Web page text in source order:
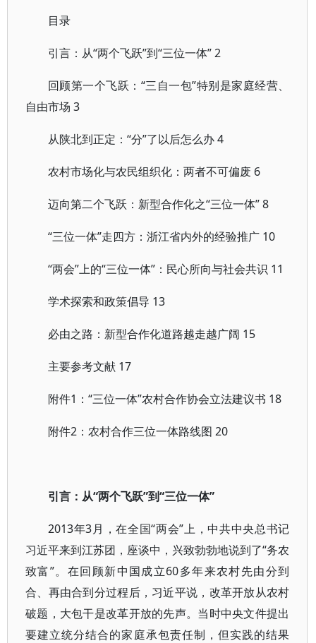
目录
引言：从“两个飞跃”到“三位一体” 2
回顾第一个飞跃：“三自一包”特别是家庭经营、
自由市场 3
从陕北到正定：“分”了以后怎么办 4
农村市场化与农民组织化：两者不可偏废 6
迈向第二个飞跃：新型合作化之“三位一体” 8
“三位一体”走四方：浙江省内外的经验推广 10
“两会”上的“三位一体”：民心所向与社会共识 11
学术探索和政策倡导 13
必由之路：新型合作化道路越走越广阔 15
主要参考文献 17
附件1：“三位一体”农村合作协会立法建议书 18
附件2：农村合作三位一体路线图 20
引言：从“两个飞跃”到“三位一体”
2013年3月，在全国“两会”上，中共中央总书记
习近平来到江苏团，座谈中，兴致勃勃地说到了“务农
致富”。在回顾新中国成立60多年来农村先由分到
合、再由合到分过程后，习近平说，改革开放从农村
破题，大包干是改革开放的先声。当时中央文件提出
要建立统分结合的家庭承包责任制，但实践的结果